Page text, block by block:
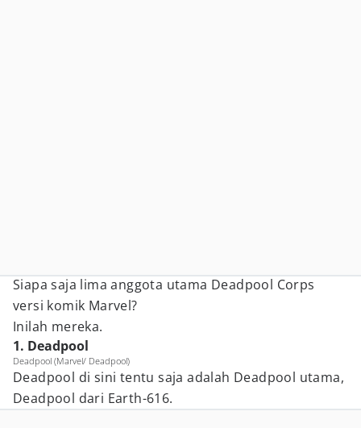
Siapa saja lima anggota utama Deadpool Corps
versi komik Marvel?
Inilah mereka.
1. Deadpool
Deadpool (Marvel/ Deadpool)
Deadpool di sini tentu saja adalah Deadpool utama,
Deadpool dari Earth-616.